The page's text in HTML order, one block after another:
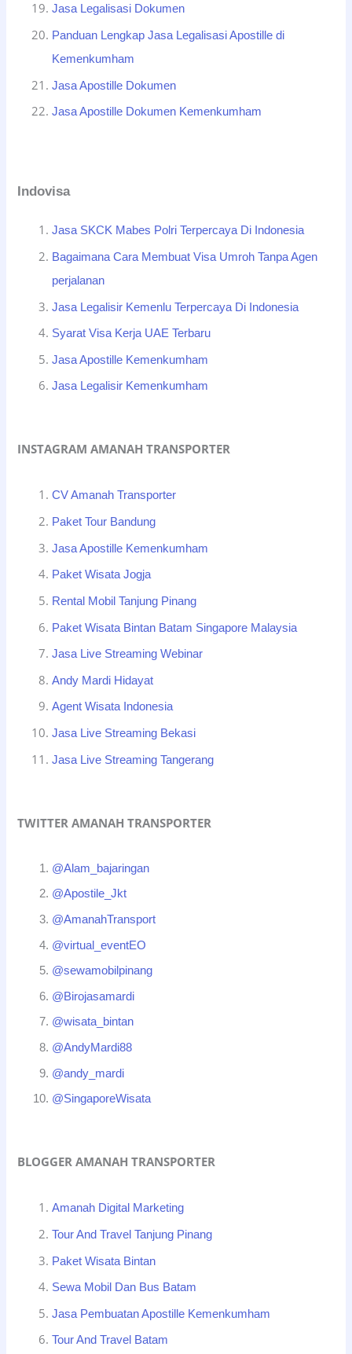
Jasa Legalisasi Dokumen
Panduan Lengkap Jasa Legalisasi Apostille di
Kemenkumham
Jasa Apostille Dokumen
Jasa Apostille Dokumen Kemenkumham
Indovisa
Jasa SKCK Mabes Polri Terpercaya Di Indonesia
Bagaimana Cara Membuat Visa Umroh Tanpa Agen
perjalanan
Jasa Legalisir Kemenlu Terpercaya Di Indonesia
Syarat Visa Kerja UAE Terbaru
Jasa Apostille Kemenkumham
Jasa Legalisir Kemenkumham
INSTAGRAM AMANAH TRANSPORTER
CV Amanah Transporter
Paket Tour Bandung
Jasa Apostille Kemenkumham
Paket Wisata Jogja
Rental Mobil Tanjung Pinang
Paket Wisata Bintan Batam Singapore Malaysia
Jasa Live Streaming Webinar
Andy Mardi Hidayat
Agent Wisata Indonesia
Jasa Live Streaming Bekasi
Jasa Live Streaming Tangerang
TWITTER AMANAH TRANSPORTER
@Alam_bajaringan
@Apostile_Jkt
@AmanahTransport
@virtual_eventEO
@sewamobilpinang
@Birojasamardi
@wisata_bintan
@AndyMardi88
@andy_mardi
@SingaporeWisata
BLOGGER AMANAH TRANSPORTER
Amanah Digital Marketing
Tour And Travel Tanjung Pinang
Paket Wisata Bintan
Sewa Mobil Dan Bus Batam
Jasa Pembuatan Apostille Kemenkumham
Tour And Travel Batam